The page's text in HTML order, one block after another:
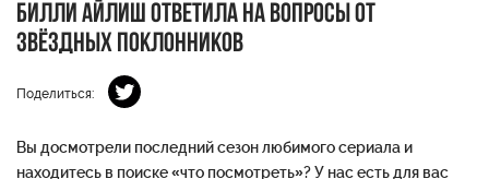
Билли Айлиш ответила на вопросы от
звёздных поклонников
Поделиться:
Вы досмотрели последний сезон любимого сериала и
находитесь в поиске «что посмотреть»? У нас есть для вас